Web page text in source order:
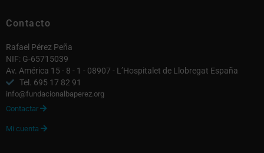
Contacto
Rafael Pérez Peña
NIF: G-65715039
Av. América 15 - 8 - 1 - 08907 - L’Hospitalet de Llobregat España
Tel. 695 17 82 91
info@fundacionalbaperez.org
Contactar 
Mi cuenta 